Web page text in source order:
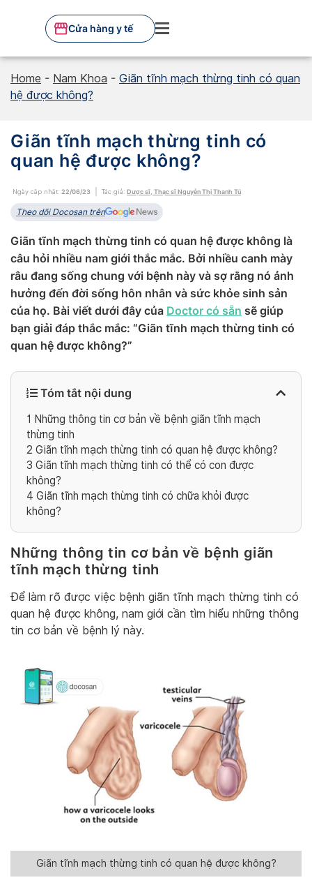
Cửa hàng y tế
Home - Nam Khoa - Giãn tĩnh mạch thừng tinh có quan
hệ được không?
Giãn tĩnh mạch thừng tinh có
quan hệ được không?
Ngày cập nhật: 22/06/23 Tác giả: Dược sĩ, Thạc sĩ Nguyễn Thị Thanh Tú
Theo dõi Docosan trên
Giãn tĩnh mạch thừng tinh có quan hệ được không là
câu hỏi nhiều nam giới thắc mắc. Bởi nhiều canh mày
râu đang sống chung với bệnh này và sợ rằng nó ảnh
hưởng đến đời sống hôn nhân và sức khỏe sinh sản
của họ. Bài viết dưới đây của Doctor có sẵn sẽ giúp
bạn giải đáp thắc mắc: “Giãn tĩnh mạch thừng tinh có
quan hệ được không?”
Tóm tắt nội dung
1 Những thông tin cơ bản về bệnh giãn tĩnh mạch
thừng tinh
2 Giãn tĩnh mạch thừng tinh có quan hệ được không?
3 Giãn tĩnh mạch thừng tinh có thể có con được
không?
4 Giãn tĩnh mạch thừng tinh có chữa khỏi được
không?
Những thông tin cơ bản về bệnh giãn
tĩnh mạch thừng tinh
Để làm rõ được việc bệnh giãn tĩnh mạch thừng tinh có
quan hệ được không, nam giới cần tìm hiểu những thông
tin cơ bản về bệnh lý này.
Giãn tĩnh mạch thừng tinh có quan hệ được không?